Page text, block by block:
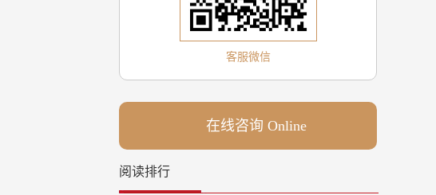
客服微信
在线咨询 Online
阅读排行